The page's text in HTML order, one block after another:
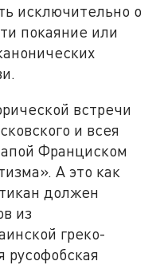
исключительно о
покаяние или
встречи
и всея
Франциском
А это как
должен
из
греко-
русофобская